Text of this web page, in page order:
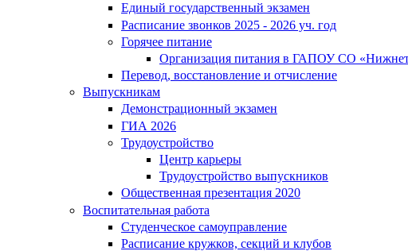
Единый государственный экзамен
Расписание звонков 2025 - 2026 уч. год
Горячее питание
Организация питания в ГАПОУ СО
Перевод, восстановление и отчисление
Выпускникам
Демонстрационный экзамен
ГИА 2026
Трудоустройство
Центр карьеры
Трудоустройство выпускников
Общественная презентация 2020
Воспитательная работа
Студенческое самоуправление
Расписание кружков, секций и клубов